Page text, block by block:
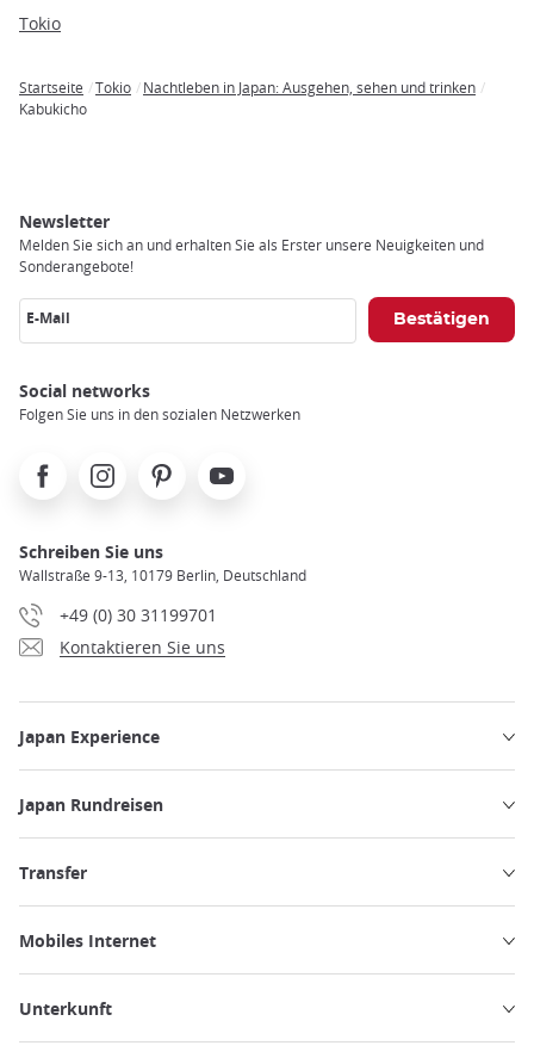
Tokio
Breadcrumb
Startseite Tokio
Nachtleben in Japan: Ausgehen, sehen und trinken
Kabukicho
Newsletter
Melden Sie sich an und erhalten Sie als Erster unsere Neuigkeiten und
Sonderangebote!
E-Mail
Social networks
Folgen Sie uns in den sozialen Netzwerken
FacebookInstagramPinterest Youtube
Schreiben Sie uns
Wallstraße 9-13, 10179 Berlin, Deutschland
+49 (0) 30 31199701
Kontaktieren Sie uns
Japan Experience
Japan Rundreisen
Transfer
Mobiles Internet
Unterkunft